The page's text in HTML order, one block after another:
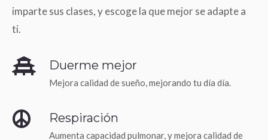
imparte sus clases, y escoge la que mejor se adapte a
ti.
Duerme mejor
Mejora calidad de sueño, mejorando tu día día.
Respiración
Aumenta capacidad pulmonar, y mejora calidad de